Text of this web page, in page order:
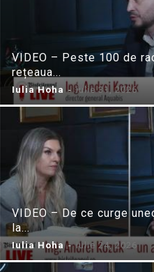
VIDEO – Peste 100 de
rețeaua...
Iulia Hoha - iulie 31, 2026
VIDEO – De ce curge
la...
Iulia Hoha - iulie 24, 2026